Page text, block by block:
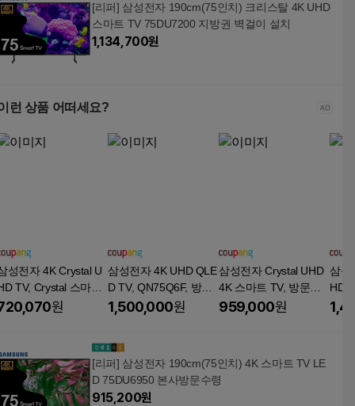
[리퍼] 삼성전자 190cm(75인치) 크리스탈 4K UHD
스마트 TV 75DU7200 지방권 벽걸이 설치
1,134,700원
런 상품 어떠세요?
성전자 4K Crystal U
TV, Crystal 스마트
방문설치, 스탠드
원
삼성전자 4K UHD QLE
D TV, QN75Q6F, 방문
설치, 벽걸이형, 189cm
1,500,000원
삼성전자 Crystal UHD
4K 스마트 TV, 방문설
치, 벽걸이형, U8000F,
959,000원
삼성
HD
TV,
[리퍼] 삼성전자 190cm(75인치) 4K 스마트 TV LE
D 75DU6950 본사방문수령
915,200원